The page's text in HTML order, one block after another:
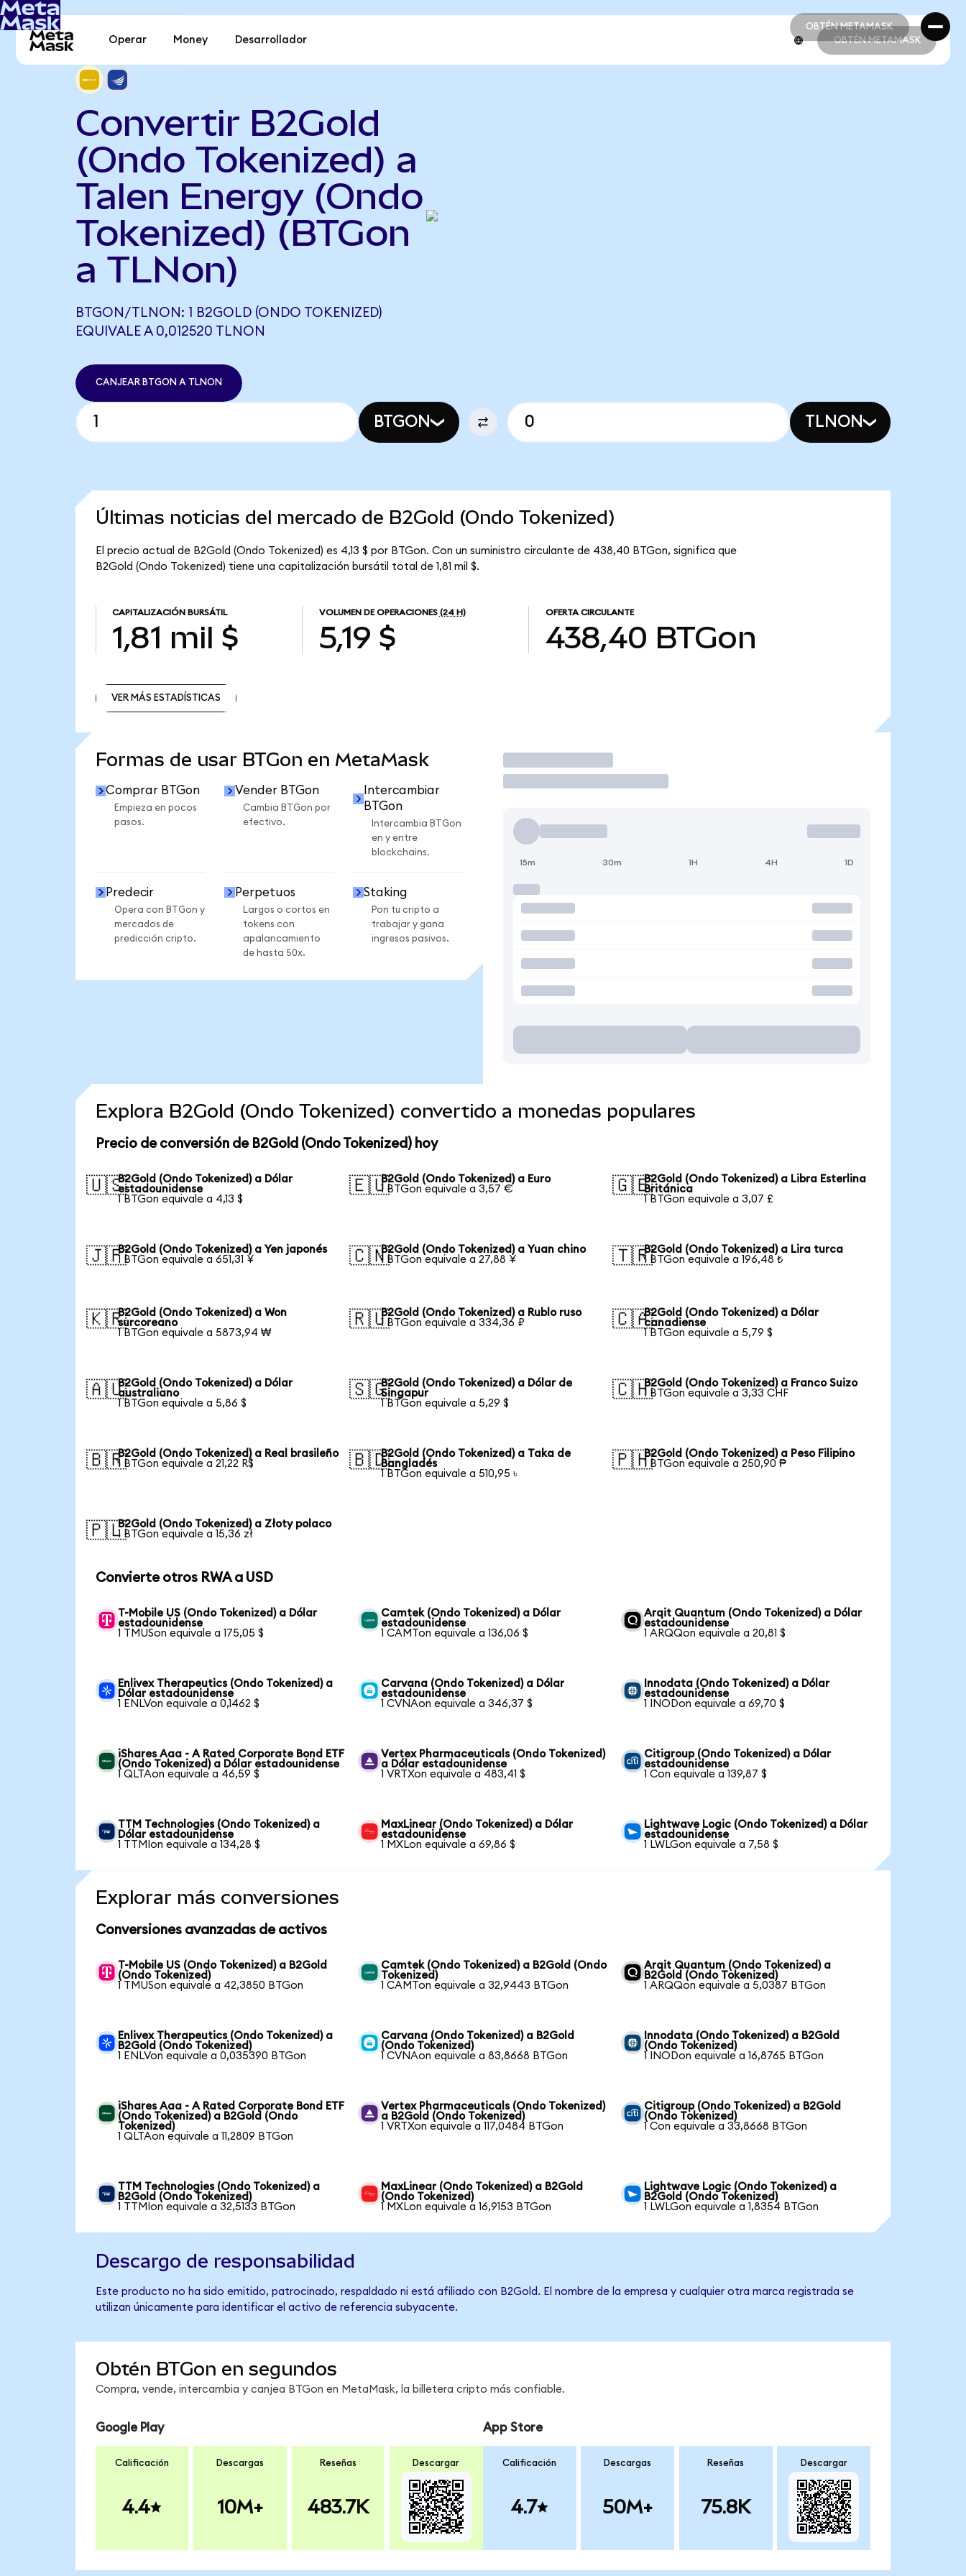
OBTÉN METAMASK
OBTÉN METAMASK
Operar Money Desarrollador OBTÉN METAMASK
Convertir B2Gold
(Ondo Tokenized) a
Talen Energy (Ondo
Tokenized) (BTGon
a TLNon)
BTGON/TLNON: 1 B2GOLD (ONDO TOKENIZED)
EQUIVALE A 0,012520 TLNON
CANJEAR BTGON A TLNON
BTGON TLNON
Últimas noticias del mercado de B2Gold (Ondo Tokenized)
El precio actual de B2Gold (Ondo Tokenized) es 4,13 $ por BTGon. Con un suministro circulante de 438,40 BTGon, significa que
B2Gold (Ondo Tokenized) tiene una capitalización bursátil total de 1,81 mil $.
CAPITALIZACIÓN BURSÁTIL
1,81 mil $
VOLUMEN DE OPERACIONES (24 H)
5,19 $
OFERTA CIRCULANTE
438,40 BTGon
VER MÁS ESTADÍSTICAS
Formas de usar BTGon en MetaMask
Comprar BTGon
Empieza en pocos
pasos.
Vender BTGon
Cambia BTGon por
efectivo.
Intercambiar
BTGon
Intercambia BTGon
en y entre
blockchains.
Predecir
Opera con BTGon y
mercados de
predicción cripto.
Perpetuos
Largos o cortos en
tokens con
apalancamiento
de hasta 50x.
Staking
Pon tu cripto a
trabajar y gana
ingresos pasivos.
Operar
15m 30m 1H 4H 1D
Explora B2Gold (Ondo Tokenized) convertido a monedas populares
Precio de conversión de B2Gold (Ondo Tokenized) hoy
🇺🇸B2Gold (Ondo Tokenized) a Dólar
estadounidense
1 BTGon equivale a 4,13 $
🇪🇺B2Gold (Ondo Tokenized) a Euro
1 BTGon equivale a 3,57 €
🇬🇧B2Gold (Ondo Tokenized) a Libra Esterlina
Británica
1 BTGon equivale a 3,07 £
🇯🇵B2Gold (Ondo Tokenized) a Yen japonés
1 BTGon equivale a 651,31 ¥
🇨🇳B2Gold (Ondo Tokenized) a Yuan chino
1 BTGon equivale a 27,88 ¥
🇹🇷B2Gold (Ondo Tokenized) a Lira turca
1 BTGon equivale a 196,48 ₺
🇰🇷B2Gold (Ondo Tokenized) a Won
surcoreano
1 BTGon equivale a 5873,94 ₩
🇷🇺B2Gold (Ondo Tokenized) a Rublo ruso
1 BTGon equivale a 334,36 ₽
🇨🇦B2Gold (Ondo Tokenized) a Dólar
canadiense
1 BTGon equivale a 5,79 $
🇦🇺B2Gold (Ondo Tokenized) a Dólar
australiano
1 BTGon equivale a 5,86 $
🇸🇬B2Gold (Ondo Tokenized) a Dólar de
Singapur
1 BTGon equivale a 5,29 $
🇨🇭B2Gold (Ondo Tokenized) a Franco Suizo
1 BTGon equivale a 3,33 CHF
🇧🇷B2Gold (Ondo Tokenized) a Real brasileño
1 BTGon equivale a 21,22 R$
🇧🇩B2Gold (Ondo Tokenized) a Taka de
Bangladés
1 BTGon equivale a 510,95 ৳
🇵🇭B2Gold (Ondo Tokenized) a Peso Filipino
1 BTGon equivale a 250,90 ₱
🇵🇱B2Gold (Ondo Tokenized) a Złoty polaco
1 BTGon equivale a 15,36 zł
Convierte otros RWA a USD
T-Mobile US (Ondo Tokenized) a Dólar
estadounidense
1 TMUSon equivale a 175,05 $
Camtek (Ondo Tokenized) a Dólar
estadounidense
1 CAMTon equivale a 136,06 $
Arqit Quantum (Ondo Tokenized) a Dólar
estadounidense
1 ARQQon equivale a 20,81 $
Enlivex Therapeutics (Ondo Tokenized) a
Dólar estadounidense
1 ENLVon equivale a 0,1462 $
Carvana (Ondo Tokenized) a Dólar
estadounidense
1 CVNAon equivale a 346,37 $
Innodata (Ondo Tokenized) a Dólar
estadounidense
1 INODon equivale a 69,70 $
iShares Aaa - A Rated Corporate Bond ETF
(Ondo Tokenized) a Dólar estadounidense
1 QLTAon equivale a 46,59 $
Vertex Pharmaceuticals (Ondo Tokenized)
a Dólar estadounidense
1 VRTXon equivale a 483,41 $
Citigroup (Ondo Tokenized) a Dólar
estadounidense
1 Con equivale a 139,87 $
TTM Technologies (Ondo Tokenized) a
Dólar estadounidense
1 TTMIon equivale a 134,28 $
MaxLinear (Ondo Tokenized) a Dólar
estadounidense
1 MXLon equivale a 69,86 $
Lightwave Logic (Ondo Tokenized) a Dólar
estadounidense
1 LWLGon equivale a 7,58 $
Explorar más conversiones
Conversiones avanzadas de activos
T-Mobile US (Ondo Tokenized) a B2Gold
(Ondo Tokenized)
1 TMUSon equivale a 42,3850 BTGon
Camtek (Ondo Tokenized) a B2Gold (Ondo
Tokenized)
1 CAMTon equivale a 32,9443 BTGon
Arqit Quantum (Ondo Tokenized) a
B2Gold (Ondo Tokenized)
1 ARQQon equivale a 5,0387 BTGon
Enlivex Therapeutics (Ondo Tokenized) a
B2Gold (Ondo Tokenized)
1 ENLVon equivale a 0,035390 BTGon
Carvana (Ondo Tokenized) a B2Gold
(Ondo Tokenized)
1 CVNAon equivale a 83,8668 BTGon
Innodata (Ondo Tokenized) a B2Gold
(Ondo Tokenized)
1 INODon equivale a 16,8765 BTGon
iShares Aaa - A Rated Corporate Bond ETF
(Ondo Tokenized) a B2Gold (Ondo
Tokenized)
1 QLTAon equivale a 11,2809 BTGon
Vertex Pharmaceuticals (Ondo Tokenized)
a B2Gold (Ondo Tokenized)
1 VRTXon equivale a 117,0484 BTGon
Citigroup (Ondo Tokenized) a B2Gold
(Ondo Tokenized)
1 Con equivale a 33,8668 BTGon
TTM Technologies (Ondo Tokenized) a
B2Gold (Ondo Tokenized)
1 TTMIon equivale a 32,5133 BTGon
MaxLinear (Ondo Tokenized) a B2Gold
(Ondo Tokenized)
1 MXLon equivale a 16,9153 BTGon
Lightwave Logic (Ondo Tokenized) a
B2Gold (Ondo Tokenized)
1 LWLGon equivale a 1,8354 BTGon
Descargo de responsabilidad
Este producto no ha sido emitido, patrocinado, respaldado ni está afiliado con B2Gold. El nombre de la empresa y cualquier otra marca registrada se
utilizan únicamente para identificar el activo de referencia subyacente.
Obtén BTGon en segundos
Compra, vende, intercambia y canjea BTGon en MetaMask, la billetera cripto más confiable.
Google Play
Calificación
4.4
Descargas
10M+
Reseñas
483.7K
Descargar
App Store
Calificación
4.7
Descargas
50M+
Reseñas
75.8K
Descargar